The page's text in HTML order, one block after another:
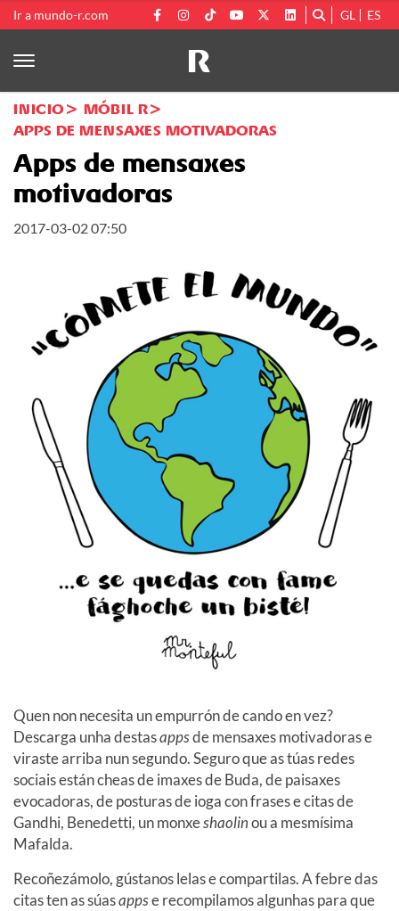
Ir a mundo-r.com GL ES
INICIO
MÓBIL R
APPS DE MENSAXES MOTIVADORAS
Apps de mensaxes
motivadoras
2017-03-02 07:50
Quen non necesita un empurrón de cando en vez?
Descarga unha destasappsde mensaxes motivadoras e
viraste arriba nun segundo. Seguro que as túas redes
sociais están cheas de imaxes de Buda, de paisaxes
evocadoras, de posturas de ioga con frases e citas de
Gandhi, Benedetti, un monxeshaolinou a mesmísima
Mafalda.
Recoñezámolo, gústanos lelas e compartilas. A febre das
citas ten as súasappse recompilamos algunhas para que